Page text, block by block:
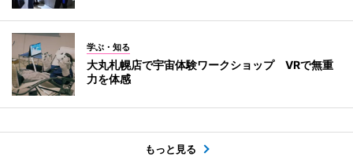
学ぶ・知る
大丸札幌店で宇宙体験ワークショップ VRで無重
力を体感
もっと見る